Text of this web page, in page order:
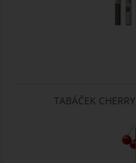
TABÁČEK